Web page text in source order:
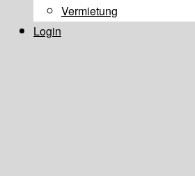
Vermietung
Login